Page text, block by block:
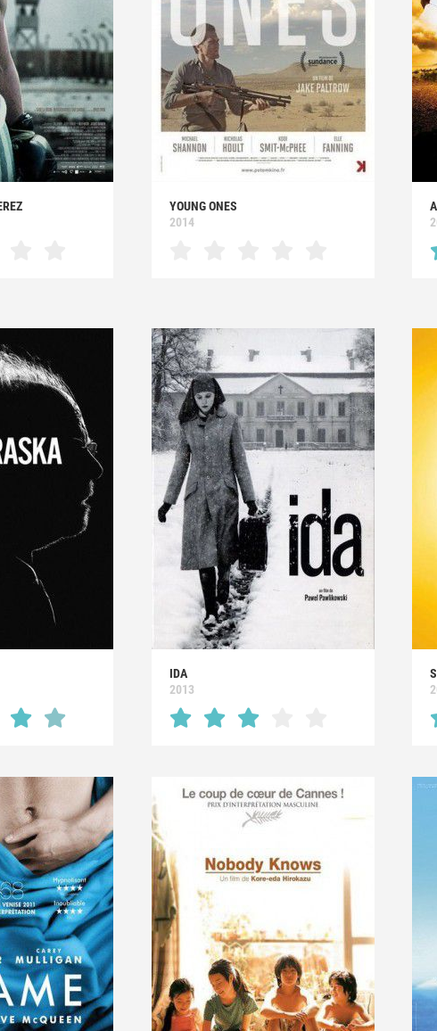
YOUNG ONES
2014
IDA
2013